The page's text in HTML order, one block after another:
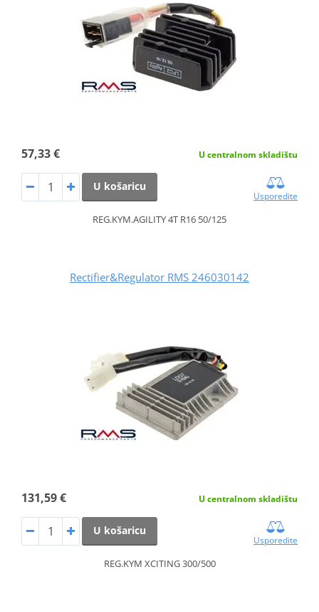
57,33 € U centralnom skladištu
U košaricu
Usporedite
REG.KYM.AGILITY 4T R16 50/125
Rectifier&Regulator RMS 246030142
131,59 € U centralnom skladištu
U košaricu
Usporedite
REG.KYM XCITING 300/500